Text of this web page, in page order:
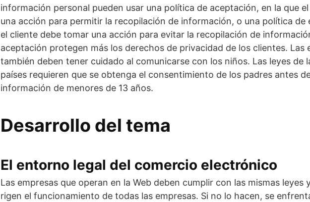
información personal pueden usar una política de aceptación, en la que
una acción para permitir la recopilación de información, o una política de
el cliente debe tomar una acción para evitar la recopilación de
aceptación protegen más los derechos de privacidad de los clientes. Las
también deben tener cuidado al comunicarse con los niños. Las leyes de
países requieren que se obtenga el consentimiento de los padres antes
información de menores de 13 años.
Desarrollo del tema
El entorno legal del comercio electrónico
Las empresas que operan en la Web deben cumplir con las mismas leyes
rigen el funcionamiento de todas las empresas. Si no lo hacen, se